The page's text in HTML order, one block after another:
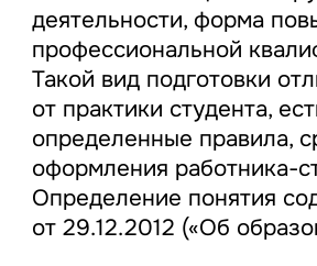
деятельности, форма
профессиональной
Такой вид подготовки
от практики студента,
определенные правила,
оформления работника-
Определение понятия
от 29.12.2012 («Об